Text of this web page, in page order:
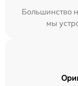
Большинство
мы